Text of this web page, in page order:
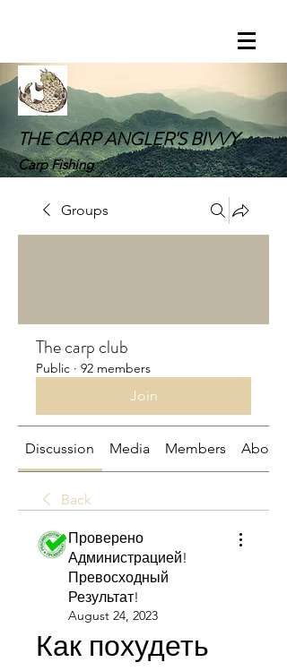
THE CARP ANGLER'S BIVVY
Carp Fishing
Groups
The carp club
Public · 92 members
Join
Discussion Media Members About
Back
Проверено
Администрацией!
Превосходный
Результат!
August 24, 2023
Как похудеть